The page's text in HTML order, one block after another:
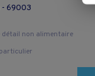
- 69003
détail non alimentaire